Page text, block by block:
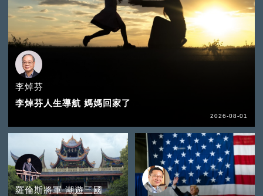
李焯芬
李焯芬人生導航 媽媽回家了
2026-08-01
羅倫斯將軍 潮遊三國